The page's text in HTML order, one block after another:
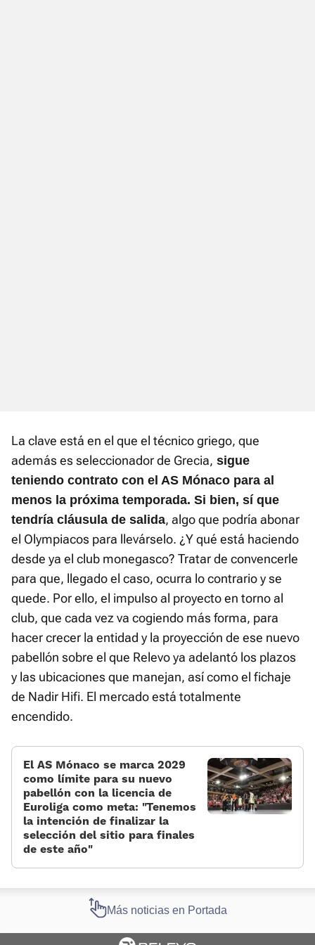
La clave está en el que el técnico griego, que
además es seleccionador de Grecia, sigue
teniendo contrato con el AS Mónaco para al
menos la próxima temporada. Si bien, sí que
tendría cláusula de salida, algo que podría abonar
el Olympiacos para llevárselo. ¿Y qué está haciendo
desde ya el club monegasco? Tratar de convencerle
para que, llegado el caso, ocurra lo contrario y se
quede. Por ello, el impulso al proyecto en torno al
club, que cada vez va cogiendo más forma, para
hacer crecer la entidad y la proyección de ese nuevo
pabellón sobre el que Relevo ya adelantó los plazos
y las ubicaciones que manejan, así como el fichaje
de Nadir Hifi. El mercado está totalmente
encendido.
El AS Mónaco se marca 2029
como límite para su nuevo
pabellón con la licencia de
Euroliga como meta: «Tenemos
la intención de finalizar la
selección del sitio para finales
de este año»
Más noticias en Portada